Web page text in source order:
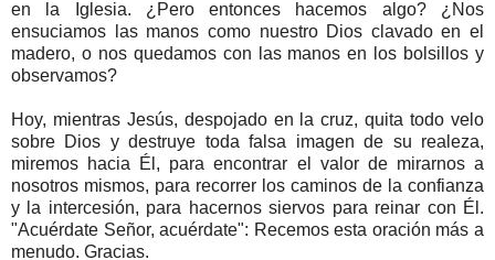
en la Iglesia. ¿Pero entonces hacemos algo? ¿Nos
ensuciamos las manos como nuestro Dios clavado en el
madero, o nos quedamos con las manos en los bolsillos y
observamos?
Hoy, mientras Jesús, despojado en la cruz, quita todo velo
sobre Dios y destruye toda falsa imagen de su realeza,
miremos hacia Él, para encontrar el valor de mirarnos a
nosotros mismos, para recorrer los caminos de la confianza
y la intercesión, para hacernos siervos para reinar con Él.
"Acuérdate Señor, acuérdate": Recemos esta oración más a
menudo. Gracias.